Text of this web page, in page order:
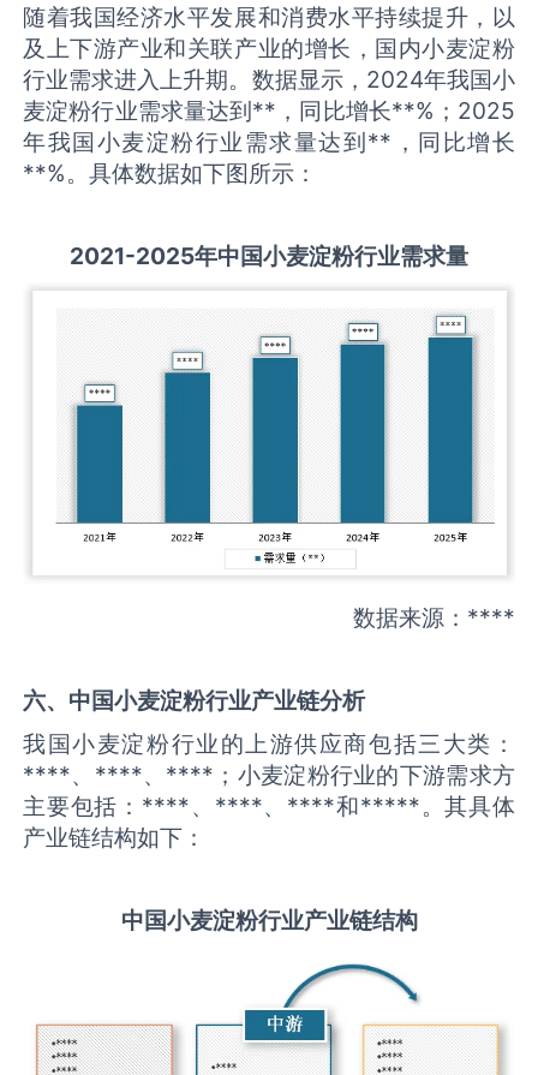
随着我国经济水平发展和消费水平持续提升，以
及上下游产业和关联产业的增长，国内小麦淀粉
行业需求进入上升期。数据显示，2024年我国小
麦淀粉行业需求量达到**，同比增长**%；2025
年我国小麦淀粉行业需求量达到**，同比增长
**%。具体数据如下图所示：
2021-2025年中国小麦淀粉行业需求量
数据来源：****
六、中国小麦淀粉行业产业链分析
我国小麦淀粉行业的上游供应商包括三大类：
****、****、****；小麦淀粉行业的下游需求方
主要包括：****、****、****和*****。其具体
产业链结构如下：
中国小麦淀粉行业产业链结构